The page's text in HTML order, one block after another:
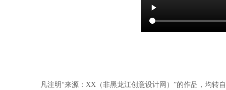
凡注明“来源：XX（非黑龙江创意设计网）”的作品，均转